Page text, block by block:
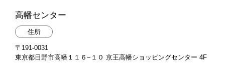
高幡センター
住所
〒191-0031
東京都日野市高幡１１６−１０ 京王高幡ショッピングセンター 4F